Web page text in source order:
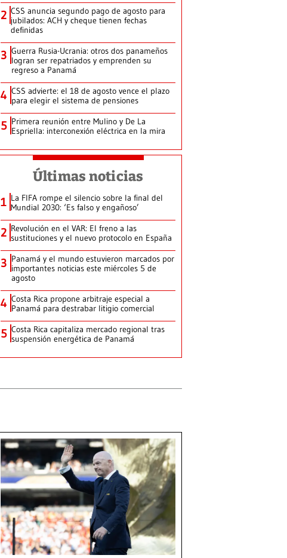
2 CSS anuncia segundo pago de agosto para
jubilados: ACH y cheque tienen fechas
definidas
3 Guerra Rusia-Ucrania: otros dos panameños
logran ser repatriados y emprenden su
regreso a Panamá
4 CSS advierte: el 18 de agosto vence el plazo
para elegir el sistema de pensiones
5 Primera reunión entre Mulino y De La
Espriella: interconexión eléctrica en la mira
Últimas noticias
1 La FIFA rompe el silencio sobre la final del
Mundial 2030: ‘Es falso y engañoso’
2 Revolución en el VAR: El freno a las
sustituciones y el nuevo protocolo en España
3 Panamá y el mundo estuvieron marcados por
importantes noticias este miércoles 5 de
agosto
4 Costa Rica propone arbitraje especial a
Panamá para destrabar litigio comercial
5 Costa Rica capitaliza mercado regional tras
suspensión energética de Panamá